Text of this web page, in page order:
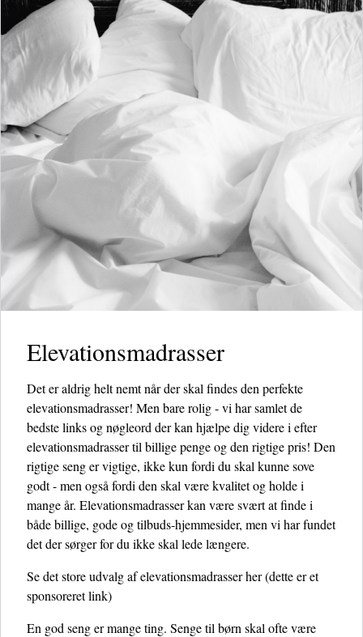
Elevationsmadrasser
Det er aldrig helt nemt når der skal findes den perfekte
elevationsmadrasser! Men bare rolig - vi har samlet de
bedste links og nøgleord der kan hjælpe dig videre i efter
elevationsmadrasser til billige penge og den rigtige pris! Den
rigtige seng er vigtige, ikke kun fordi du skal kunne sove
godt - men også fordi den skal være kvalitet og holde i
mange år. Elevationsmadrasser kan være svært at finde i
både billige, gode og tilbuds-hjemmesider, men vi har fundet
det der sørger for du ikke skal lede længere.
Se det store udvalg af elevationsmadrasser her(dette er et
sponsoreret link)
En god seng er mange ting. Senge til børn skal ofte være